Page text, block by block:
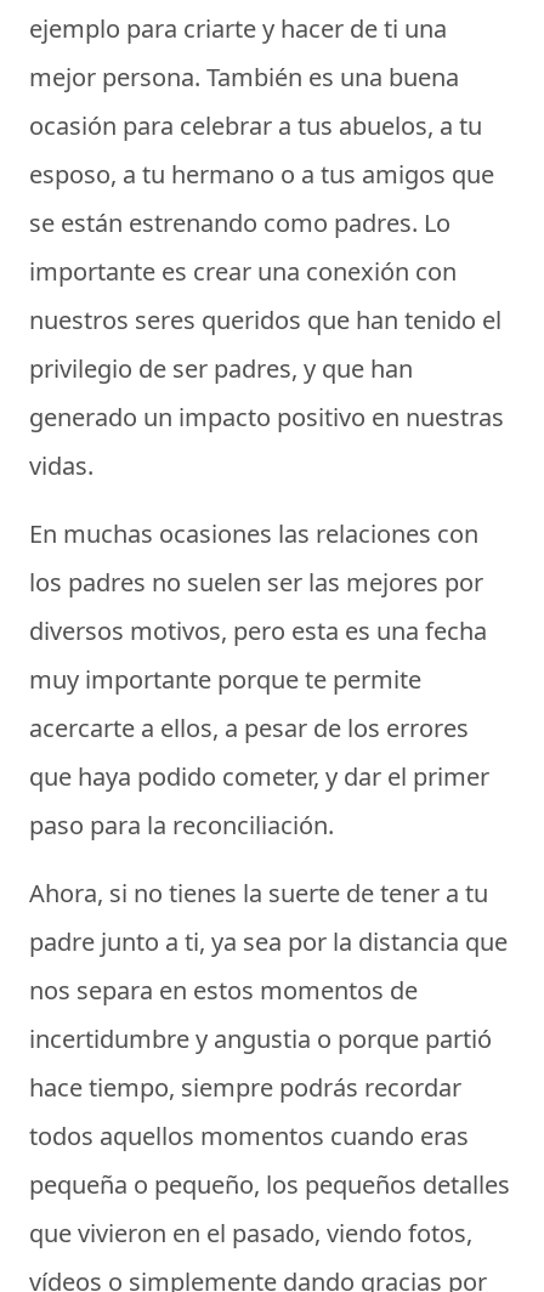
ejemplo para criarte y hacer de ti una
mejor persona. También es una buena
ocasión para celebrar a tus abuelos, a tu
esposo, a tu hermano o a tus amigos que
se están estrenando como padres. Lo
importante es crear una conexión con
nuestros seres queridos que han tenido el
privilegio de ser padres, y que han
generado un impacto positivo en nuestras
vidas.
En muchas ocasiones las relaciones con
los padres no suelen ser las mejores por
diversos motivos, pero esta es una fecha
muy importante porque te permite
acercarte a ellos, a pesar de los errores
que haya podido cometer, y dar el primer
paso para la reconciliación.
Ahora, si no tienes la suerte de tener a tu
padre junto a ti, ya sea por la distancia que
nos separa en estos momentos de
incertidumbre y angustia o porque partió
hace tiempo, siempre podrás recordar
todos aquellos momentos cuando eras
pequeña o pequeño, los pequeños detalles
que vivieron en el pasado, viendo fotos,
vídeos o simplemente dando gracias por